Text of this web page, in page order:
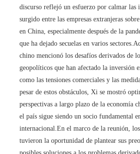
discurso reflejó un esfuerzo por calmar las
surgido entre las empresas extranjeras
en China, especialmente después de la
que ha dejado secuelas en varios
chino mencionó los desafíos derivados de
geopolíticos que han afectado la inversión
como las tensiones comerciales y las
pesar de estos obstáculos, Xi se mostró
perspectivas a largo plazo de la economía
el país sigue siendo un socio fundamental
internacional.En el marco de la reunión,
tuvieron la oportunidad de plantear sus